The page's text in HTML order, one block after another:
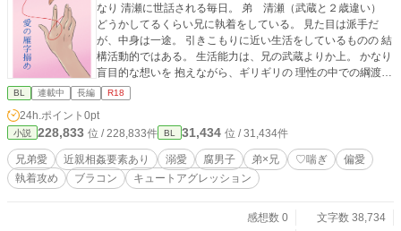
なり 清瀬に世話される毎日。 弟 清瀬（武蔵と２歳違い）
どうかしてるくらい兄に執着をしている。 見た目は派手だ
が、中身は一途。 引きこもりに近い生活をしているものの 結
構活動的ではある。 生活能力は、兄の武蔵よりか上。 かなり
盲目的な想いを 抱えながら、ギリギリの 理性の中での綱渡り
が 続く日々。 ※この２人は、本当の兄弟では無く兄弟の様に
育てられた 本家と分家の者同士ではあります（まだ背景が書
ききれておらず）
BL 連載中 長編 R18
24h.ポイント 0pt
小説 228,833 位 / 228,833件 BL 31,434 位 / 31,434件
兄弟愛 近親相姦要素あり 溺愛 腐男子 弟×兄 ♡喘ぎ
偏愛
執着攻め
ブラコン キュートアグレッション
感想数 0
文字数 38,734